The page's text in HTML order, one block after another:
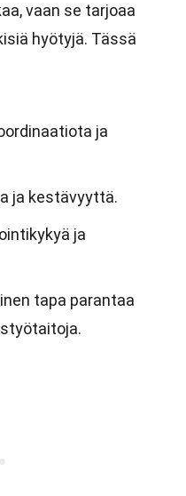
vaan se tarjoaa
hyötyjä. Tässä
ja
ja kestävyyttä.
ja
tapa parantaa